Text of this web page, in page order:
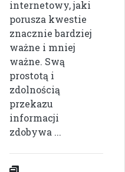
internetowy, jaki
porusza kwestie
znacznie bardziej
ważne i mniej
ważne. Swą
prostotą i
zdolnością
przekazu
informacji
zdobywa ...